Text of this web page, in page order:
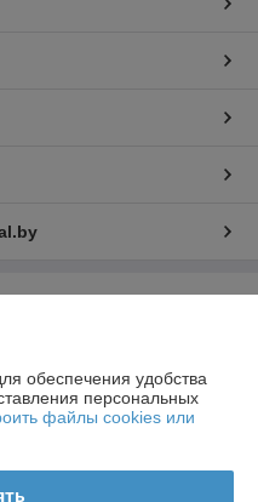
обеспечения удобства
персональных
файлы cookies или